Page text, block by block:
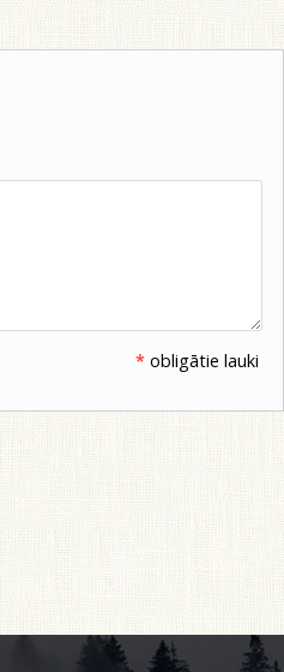
* obligātie lauki